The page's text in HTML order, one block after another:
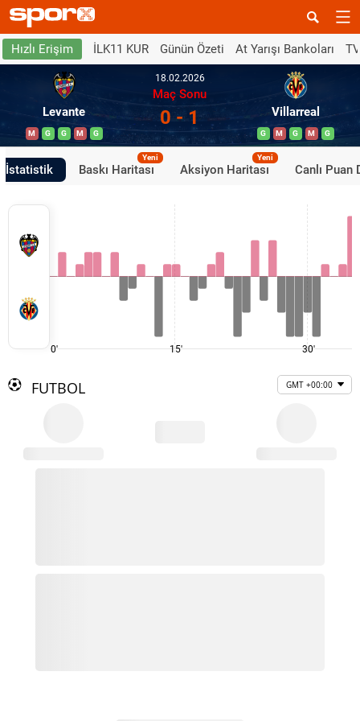
Hızlı Erişim İLK11 KUR Günün Özeti At Yarışı Bankoları
Levante
M G G M G
18.02.2026
Maç Sonu
0 - 1 Villarreal
G M G M G
İstatistik Baskı Haritası
Yeni
Aksiyon Haritası
Yeni
Canlı Puan
0' 15' 30'
FUTBOL GMT +00:00